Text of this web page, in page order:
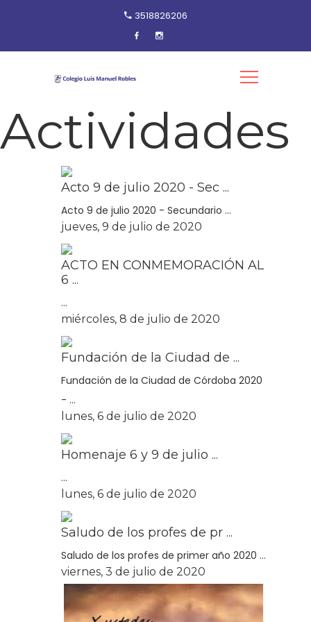
3518826206
Actividades
Acto 9 de julio 2020 - Sec ...
Acto 9 de julio 2020 - Secundario ...
jueves, 9 de julio de 2020
ACTO EN CONMEMORACIÓN AL
6 ...
...
miércoles, 8 de julio de 2020
Fundación de la Ciudad de ...
Fundación de la Ciudad de Córdoba 2020
- ...
lunes, 6 de julio de 2020
Homenaje 6 y 9 de julio ...
...
lunes, 6 de julio de 2020
Saludo de los profes de pr ...
Saludo de los profes de primer año 2020 ...
viernes, 3 de julio de 2020